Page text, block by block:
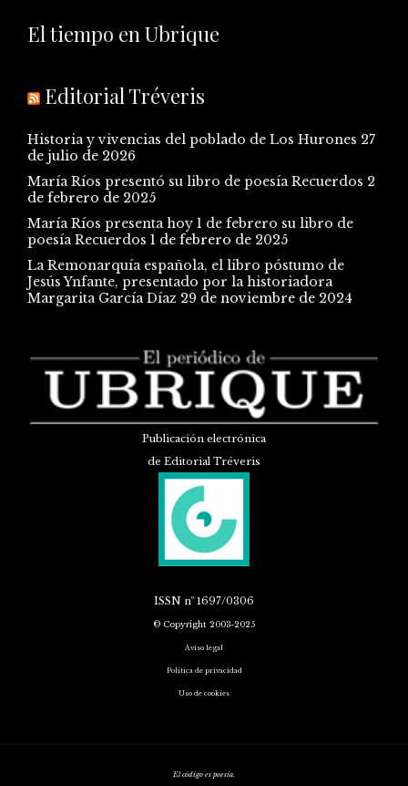
El tiempo en Ubrique
Editorial Tréveris
Historia y vivencias del poblado de Los Hurones 27
de julio de 2026
María Ríos presentó su libro de poesía Recuerdos 2
de febrero de 2025
María Ríos presenta hoy 1 de febrero su libro de
poesía Recuerdos 1 de febrero de 2025
La Remonarquía española, el libro póstumo de
Jesús Ynfante, presentado por la historiadora
Margarita García Díaz 29 de noviembre de 2024
Publicación electrónica
de Editorial Tréveris
ISSN nº 1697/0306
© Copyright 2003-2025
Aviso legal
Política de privacidad
Uso de cookies
El código es poesía.